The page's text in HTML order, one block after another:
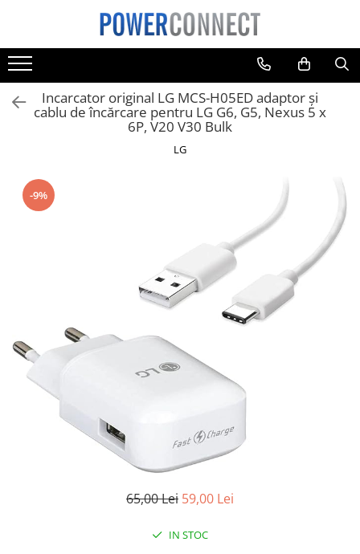
Toate Produsele
Sisteme filtrare apa
Sisteme filtrare apa
Aparate foto
Camere video
Boxe portabile
Console
Gripuri
POS/Scanere coduri de bare
Incarcator original LG MCS-H05ED adaptor și
cablu de încărcare pentru LG G6, G5, Nexus 5 x
6P, V20 V30 Bulk
LG
-9%
65,00 Lei 59,00 Lei
IN STOC